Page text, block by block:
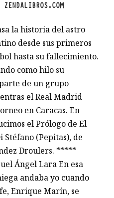
ZENDALIBROS.COM
la historia del astro
desde sus primeros
hasta su fallecimiento.
como hilo su
de un grupo
el Real Madrid
en Caracas. En
el Prólogo de El
Stéfano (Pepitas), de
Droulers. *****
Ángel Lara En esa
andaba yo cuando
Enrique Marín, se